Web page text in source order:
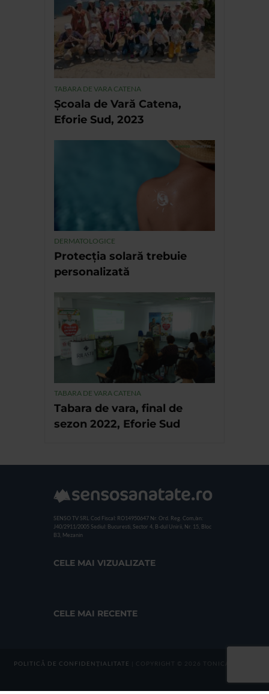
TABARA DE VARA CATENA
Școala de Vară Catena,
Eforie Sud, 2023
DERMATOLOGICE
Protecția solară trebuie
personalizată
TABARA DE VARA CATENA
Tabara de vara, final de
sezon 2022, Eforie Sud
SENSO TV SRL Cod Fiscal: RO14950647 Nr. Ord. Reg. Com./an:
J40/2911/2005 Sediul: Bucuresti, Sector 4, B-dul Unirii, Nr. 15, Bloc
B3, Mezanin
CELE MAI VIZUALIZATE
CELE MAI RECENTE
POLITICĂ DE CONFIDENȚIALITATE | COPYRIGHT © 2026 TONICA GROUP